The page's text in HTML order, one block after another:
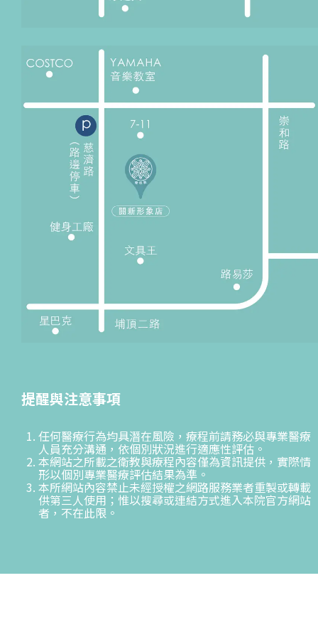
提醒與注意事項
任何醫療行為均具潛在風險，療程前請務必與專業醫療
人員充分溝通，依個別狀況進行適應性評估。
本網站之所載之衛教與療程內容僅為資訊提供，實際情
形以個別專業醫療評估結果為準。
本所網站內容禁止未經授權之網路服務業者重製或轉載
供第三人使用；惟以搜尋或連結方式進入本院官方網站
者，不在此限。